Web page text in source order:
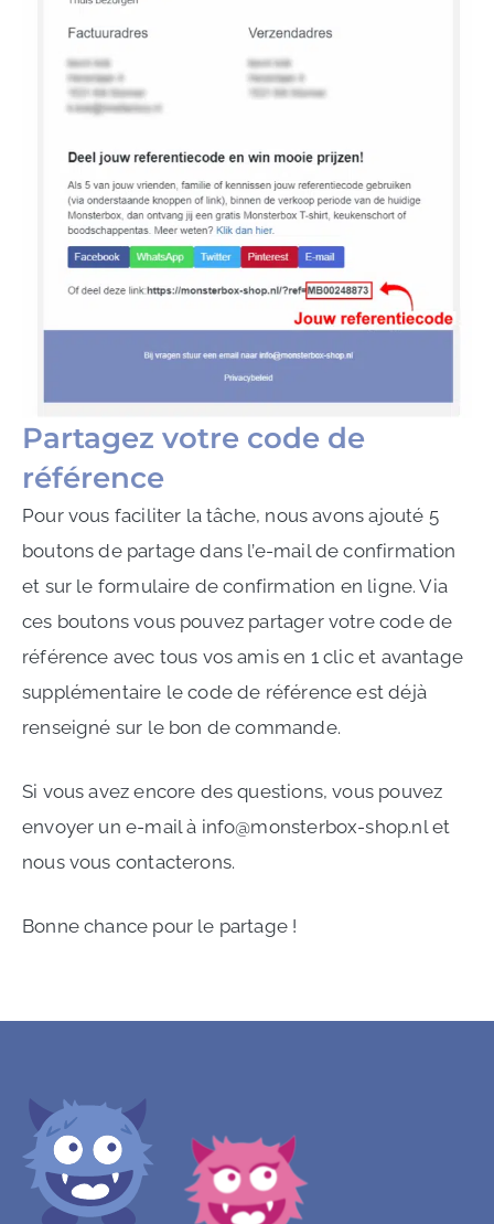
Partagez votre code de
référence
Pour vous faciliter la tâche, nous avons ajouté 5
boutons de partage dans l’e-mail de confirmation
et sur le formulaire de confirmation en ligne. Via
ces boutons vous pouvez partager votre code de
référence avec tous vos amis en 1 clic et avantage
supplémentaire le code de référence est déjà
renseigné sur le bon de commande.
Si vous avez encore des questions, vous pouvez
envoyer un e-mail à info@monsterbox-shop.nl et
nous vous contacterons.
Bonne chance pour le partage !